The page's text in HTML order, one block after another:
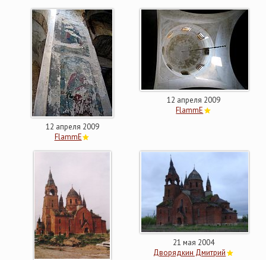
12 апреля 2009
FlammE
12 апреля 2009
FlammE
21 мая 2004
Дворядкин Дмитрий